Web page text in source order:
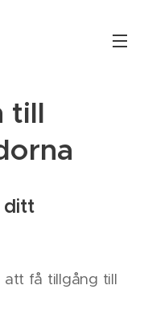
till
ditt
få tillgång till